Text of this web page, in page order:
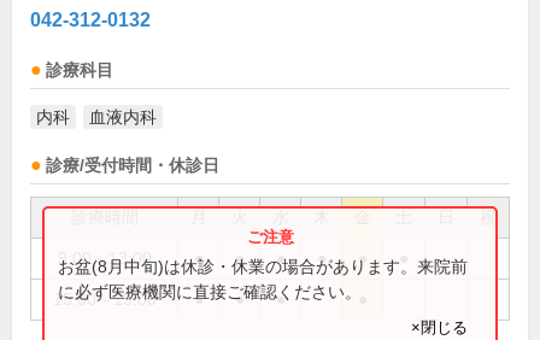
042-312-0132
診療科目
内科 血液内科
診療/受付時間・休診日
祝
9:00～13:00 ● ● ● ● ●
15:00～19:00 ● ● ●
お盆(8月中旬)は休診・休業の場合があります。来院前
に必ず医療機関に直接ご確認ください。
×閉じる